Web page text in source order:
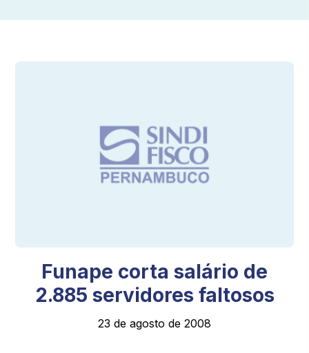
Funape corta salário de
2.885 servidores faltosos
23 de agosto de 2008